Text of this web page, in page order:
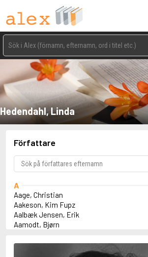
Hedendahl, Linda
Författare
A
Aage, Christian
Aakeson, Kim Fupz
Aalbæk Jensen, Erik
Aamodt, Bjørn
Abbey, Kieran